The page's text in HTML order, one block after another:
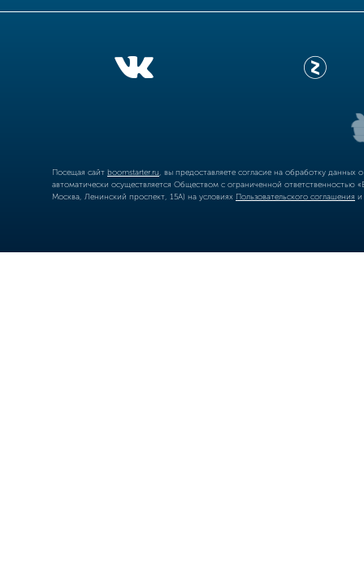
Посещая сайт boomstarter.ru , вы предоставляете согласие на обработку
автоматически осуществляется Обществом с ограниченной
Москва, Ленинский проспект, 15А) на условиях Пользовательского соглашения и